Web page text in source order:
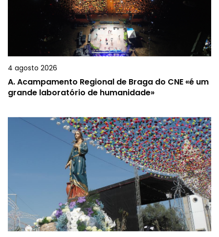
4 agosto 2026
A.Acampamento Regional de Braga do CNE «é um
grande laboratório de humanidade»